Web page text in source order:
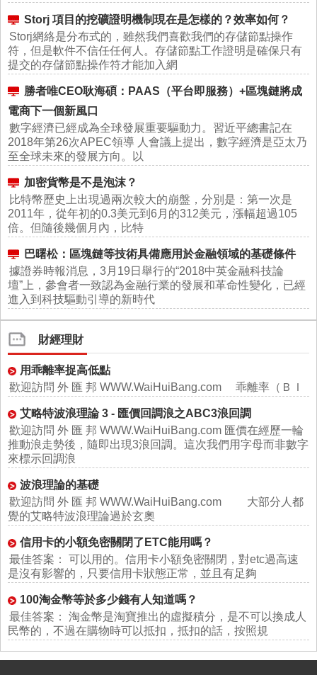
Storj 項目的挖礦證明機制現在是怎樣的？效率如何？
Storj網絡是分布式的，雖然我們喜歡我們的存儲節點操作
符，但是軟件不信任任何人。存儲節點工作證明是確保只有
提交的存儲節點操作符才能加入網
勝者唯CEO耿海碩：PAAS（平台即服務）+區塊鏈將成
電商下一個新風口
數字經濟已經成為全球發展重要驅動力。習近平總書記在
2018年第26次APEC領導 人會議上提出，數字經濟是亞太乃
至全球未來的發展方向。以
加密貨幣是不是泡沫？
比特幣歷史上出現過兩次較大的崩盤，分別是：第一次是
2011年，從年初的0.3美元到6月的312美元，漲幅超過105
倍。但隨後幾個月內，比特
巴曙松：區塊鏈等技術具備應用於金融領域的基礎條件
據證券時報消息，3月19日舉行的“2018中英金融科技論
壇”上，參會者一致認為金融行業的發展和革命性變化，已經
進入到科技驅動引導的新時代
財經理財
用乖離率捉高低點
歡迎訪問 外 匯 邦 WWW.WaiHuiBang.com 乖離率（ＢＩ
艾略特波浪理論 3 - 匯價回調浪之ABC3浪回調
歡迎訪問 外 匯 邦 WWW.WaiHuiBang.com 匯價在經歷一輪
推動浪走勢後，隨即出現3浪回調。這次我們用字母而非數字
來標示回調浪
波浪理論的基礎
歡迎訪問 外 匯 邦 WWW.WaiHuiBang.com 大部分人都
覺的艾略特波浪理論過於玄奧
信用卡的小額免密關閉了ETC能用嗎？
最佳答案： 可以用的。信用卡小額免密關閉，對etc過高速
是沒有影響的，只要信用卡狀態正常，並且有足夠
100淘金幣等於多少錢有人知道嗎？
最佳答案： 淘金幣是淘寶推出的虛擬積分，是不可以換成人
民幣的，不過在購物時可以抵扣，抵扣的話，按照規